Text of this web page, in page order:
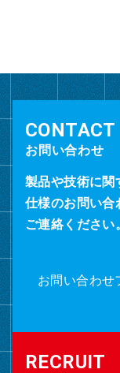
お問い合わせ
製品や技術に関
仕様のお問い合
ご連絡ください。
お問い合わせ